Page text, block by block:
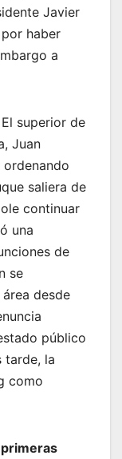
Javier
haber
a
superior de
Juan
saliera de
continuar
una
de
se
desde
público
tarde, la
como